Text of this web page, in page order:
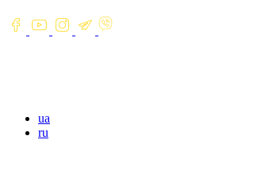
ua
ru